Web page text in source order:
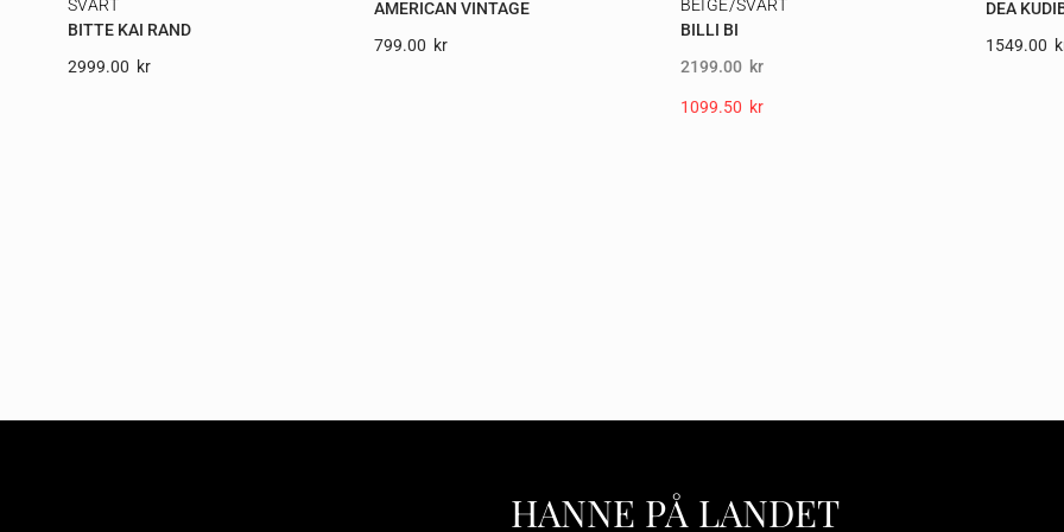
SVART
BITTE KAI RAND
2999.00 Kr
AMERICAN VINTAGE
799.00 Kr
BEIGE/SVART
BILLI BI
2199.00 kr
1099.50 Kr
DEA
1549.00
HANNE PÅ LANDET